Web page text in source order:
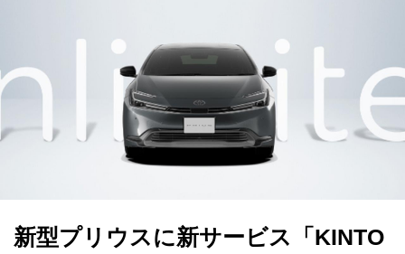
新型プリウスに新サービス「KINTO